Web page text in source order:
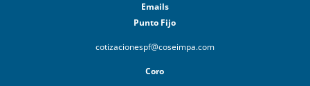
Emails
Punto Fijo
cotizacionespf@coseimpa.com
Coro